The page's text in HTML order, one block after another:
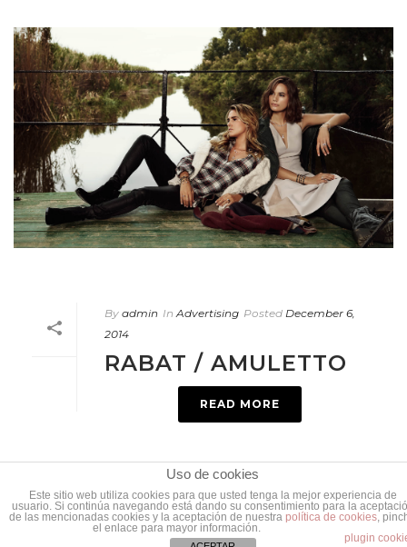
By admin In Advertising Posted December 6,
2014
RABAT / AMULETTO
READ MORE
Uso de cookies
Este sitio web utiliza cookies para que usted tenga la mejor experiencia de
usuario. Si continúa navegando está dando su consentimiento para la
de las mencionadas cookies y la aceptación de nuestra política de cookies,
el enlace para mayor información.
plugin